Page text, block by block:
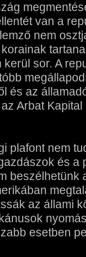
van a
nem
sor. A
és az
Arbat
plafont nem
és a
beszélhetünk
az állami
esetben